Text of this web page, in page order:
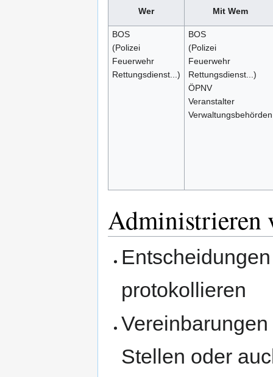
Wer Mit Wem
BOS
(Polizei
Feuerwehr
Rettungsdienst...)
BOS
(Polizei
Feuerwehr
Rettungsdienst...)
ÖPNV
Veranstalter
Verwaltungsbehörden
Administrieren
protokollieren
Stellen oder